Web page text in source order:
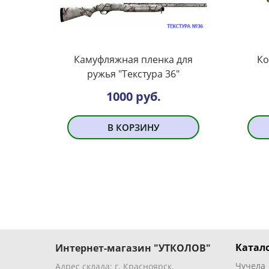
Камуфляжная пленка для
ружья "Текстура 36"
1000 руб.
В КОРЗИНУ
Интернет-магазин "УТКОЛОВ"
Адрес склада: г. Красноярск, Чучела